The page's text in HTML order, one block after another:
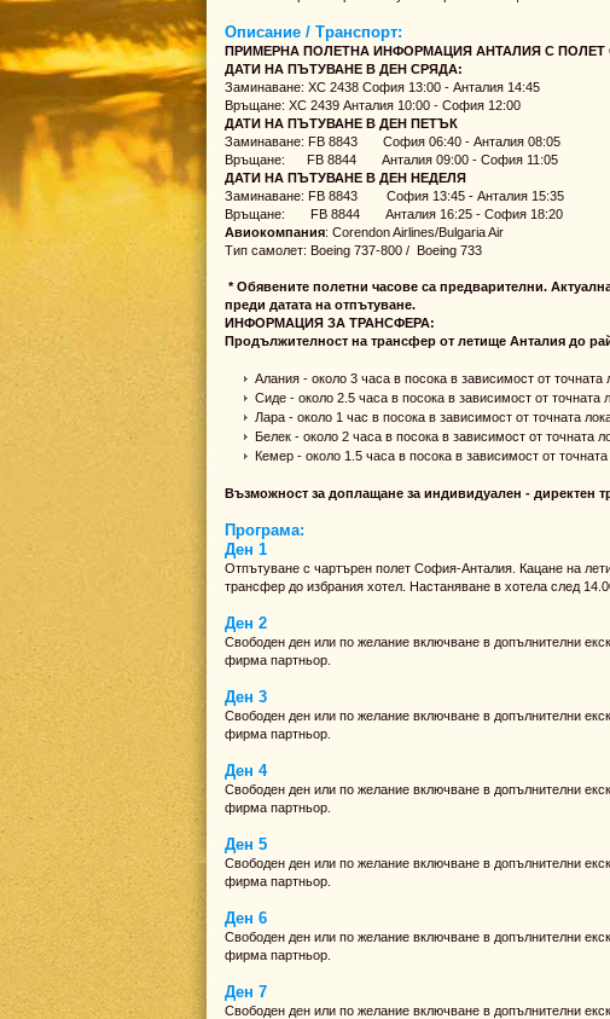
Описание / Транспорт:
ПРИМЕРНА ПОЛЕТНА ИНФОРМАЦИЯ АНТАЛИЯ С
ДАТИ НА ПЪТУВАНЕ В ДЕН СРЯДА:
Заминаване: XC 2438 София 13:00 - Анталия 14:45
Връщане: XC 2439 Анталия 10:00 - София 12:00
ДАТИ НА ПЪТУВАНЕ В ДЕН ПЕТЪК
Заминаване: FB 8843 София 06:40 - Анталия 08:05
Връщане: FB 8844 Анталия 09:00 - София 11:05
ДАТИ НА ПЪТУВАНЕ В ДЕН НЕДЕЛЯ
Заминаване: FB 8843 София 13:45 - Анталия 15:35
Връщане: FB 8844 Анталия 16:25 - София 18:20
Авиокомпания: Corendon Airlines/Bulgaria Air
Тип самолет: Boeing 737-800 / Boeing 733
* Обявените полетни часове са предварителни.
преди датата на отпътуване.
ИНФОРМАЦИЯ ЗА ТРАНСФЕРА:
Продължителност на трансфер от летище Анталия до
Алания - около 3 часа в посока в зависимост от точната
Сиде - около 2.5 часа в посока в зависимост от точната
Лара - около 1 час в посока в зависимост от точната
Белек - около 2 часа в посока в зависимост от точната
Кемер - около 1.5 часа в посока в зависимост от
Възможност за доплащане за индивидуален - директен
Програма:
Ден 1
Отпътуване с чартърен полет София-Анталия. Кацане на
трансфер до избрания хотел. Настаняване в хотела след
Ден 2
Свободен ден или по желание включване в допълнителни
фирма партньор.
Ден 3
Свободен ден или по желание включване в допълнителни
фирма партньор.
Ден 4
Свободен ден или по желание включване в допълнителни
фирма партньор.
Ден 5
Свободен ден или по желание включване в допълнителни
фирма партньор.
Ден 6
Свободен ден или по желание включване в допълнителни
фирма партньор.
Ден 7
Свободен ден или по желание включване в допълнителни